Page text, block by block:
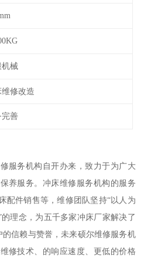
械
修改造
完善
服务机构自开办来，致力于为广大
养服务。冲床维修服务机构的服务
配件销售等，维修团队坚持“以人为
理念，为五千多家冲床厂家解决了
信赖与赞誉，未来硕尔维修服务机
修技术、的响应速度、更低的价格